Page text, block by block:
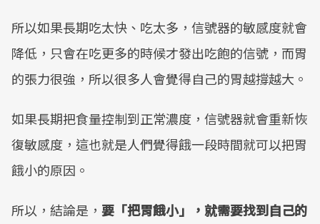
所以如果長期吃太快、吃太多，信號器的敏感度就會
降低，只會在吃更多的時候才發出吃飽的信號，而胃
的張力很強，所以很多人會覺得自己的胃越撐越大。
如果長期把食量控制到正常濃度，信號器就會重新恢
復敏感度，這也就是人們覺得餓一段時間就可以把胃
餓小的原因。
所以，結論是， 要「把胃餓小」，就需要找到自己的